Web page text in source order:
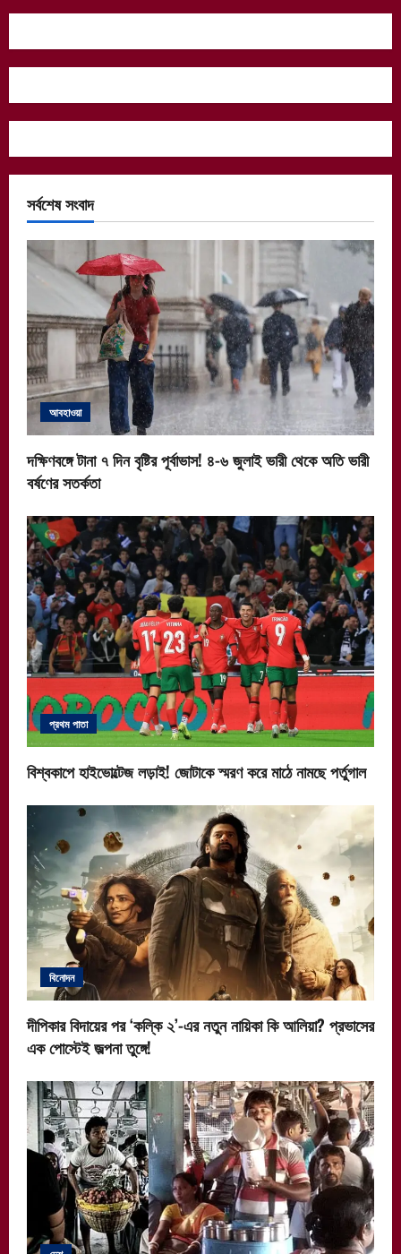
সর্বশেষ সংবাদ
আবহাওয়া
দক্ষিণবঙ্গে টানা ৭ দিন বৃষ্টির পূর্বাভাস! ৪-৬ জুলাই ভারী থেকে অতি ভারী
বর্ষণের সতর্কতা
প্রথম পাতা
বিশ্বকাপে হাইভোল্টেজ লড়াই! জোটাকে স্মরণ করে মাঠে নামছে পর্তুগাল
বিনোদন
দীপিকার বিদায়ের পর ‘কল্কি ২’-এর নতুন নায়িকা কি আলিয়া? প্রভাসের
এক পোস্টেই জল্পনা তুঙ্গে!